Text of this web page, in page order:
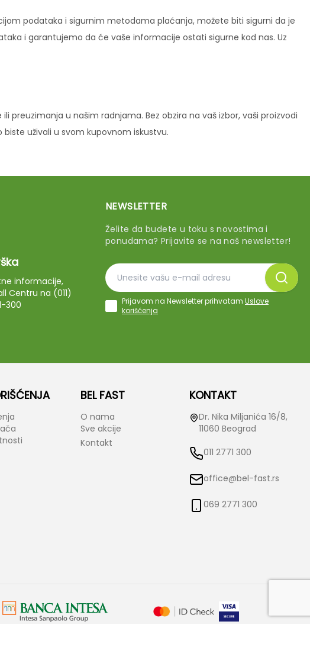
podataka i sigurnim metodama plaćanja, možete biti sigurni da je
i garantujemo da će vaše informacije ostati sigurne kod nas. Uz
u našim radnjama. Bez obzira na vaš izbor, vaši proizvodi
uživali u svom kupovnom iskustvu.
informacije,
Centru na (011)
300
NEWSLETTER
Želite da budete u toku s novostima i
ponudama? Prijavite se na naš newsletter!
Prijavom na Newsletter prihvatam Uslove
korišćenja
BEL FAST
O nama
Sve akcije
Kontakt
KONTAKT
Dr. Nika Miljanića 16/8,
11060 Beograd
011 2771 300
office@bel-fast.rs
069 2771 300